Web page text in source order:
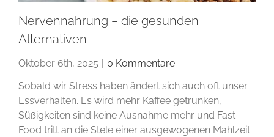
Nervennahrung – die gesunden
Alternativen
Oktober 6th, 2025
0 Kommentare
Sobald wir Stress haben ändert sich auch oft unser
Essverhalten. Es wird mehr Kaffee getrunken,
Süßigkeiten sind keine Ausnahme mehr und Fast
Food tritt an die Stele einer ausgewogenen Mahlzeit.